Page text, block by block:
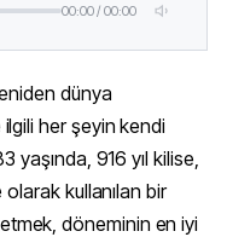
00:00/00:00
dünya
her şeyin kendi
yaşında, 916 yıl kilise,
olarak kullanılan bir
döneminin en iyi